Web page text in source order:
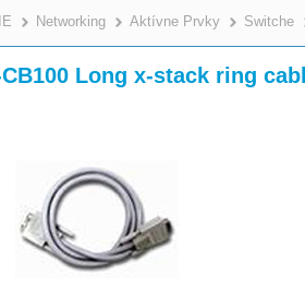
>
Networking >
Aktívne Prvky Switche
Long x-stack ring